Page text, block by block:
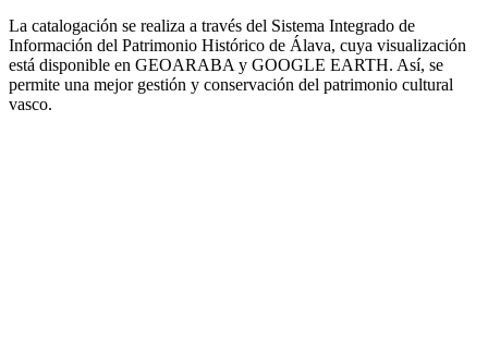
La catalogación se realiza a través del Sistema Integrado de
Información del Patrimonio Histórico de Álava, cuya visualización
está disponible en GEOARABA y GOOGLE EARTH. Así, se
permite una mejor gestión y conservación del patrimonio cultural
vasco.